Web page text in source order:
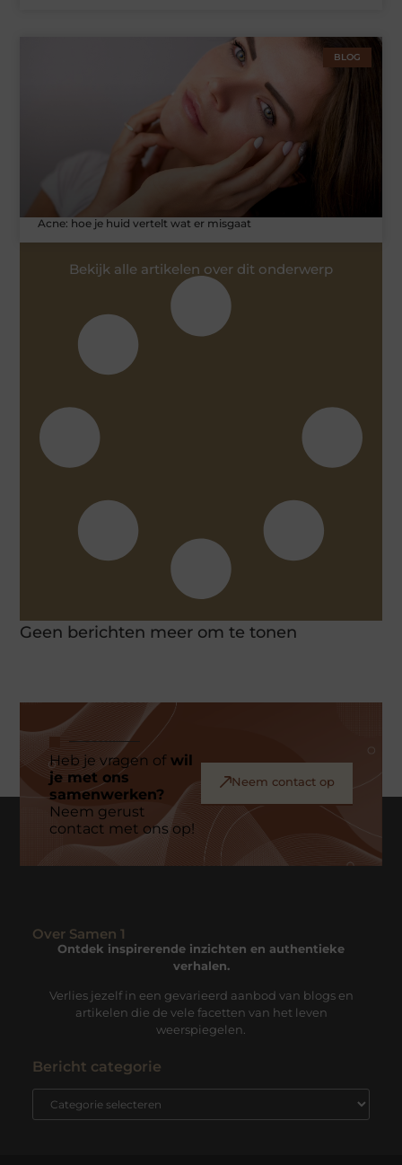
BLOG
Acne: hoe je huid vertelt wat er misgaat
Bekijk alle artikelen over dit onderwerp
Geen berichten meer om te tonen
Heb je vragen ofwil
je met ons
samenwerken?
Neem gerust
contact met ons op!
Neem contact op
Over Samen 1
Ontdek inspirerende inzichten en authentieke
verhalen.
Verlies jezelf in een gevarieerd aanbod van blogs en
artikelen die de vele facetten van het leven
weerspiegelen.
Bericht categorie